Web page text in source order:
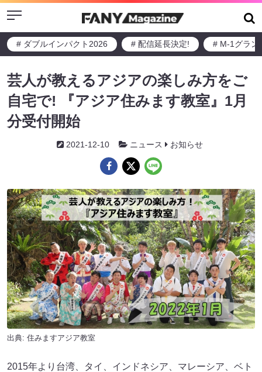
Menu
# ダブルインパクト2026 # 配信延長決定! # M-1グラン
芸人が教えるアジアの楽しみ方をご
自宅で! 『アジア住みます教室』1月
分受付開始
2021-12-10 ニュース お知らせ
出典: 住みますアジア教室
2015年より台湾、タイ、インドネシア、マレーシア、ベト